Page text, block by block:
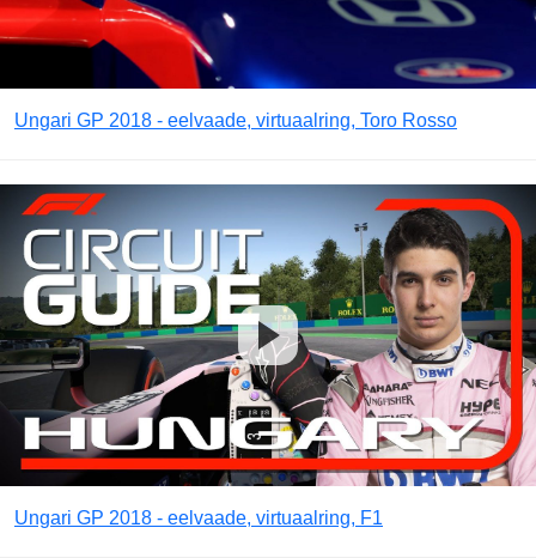
Ungari GP 2018 - eelvaade, virtuaalring, Toro Rosso
Ungari GP 2018 - eelvaade, virtuaalring, F1